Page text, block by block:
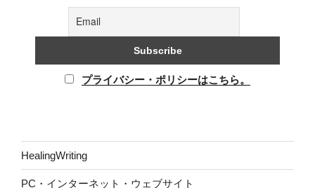
プライバシー・ポリシーはこちら。
HealingWriting
PC・インターネット・ウェブサイト